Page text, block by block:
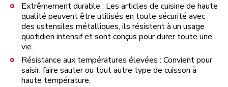
Extrêmement durable : Les articles de cuisine de haute
qualité peuvent être utilisés en toute sécurité avec
des ustensiles métalliques, ils résistent à un usage
quotidien intensif et sont conçus pour durer toute une
vie.
Résistance aux températures élevées : Convient pour
saisir, faire sauter ou tout autre type de cuisson à
haute température.